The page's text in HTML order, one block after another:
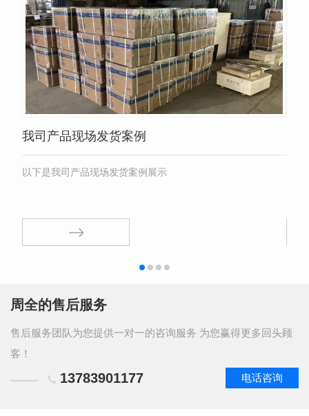
我司产品现场发货案例
以下是我司产品现场发货案例展示
周全的售后服务
售后服务团队为您提供一对一的咨询服务 为您赢得更多回头顾
客！
13783901177 电话咨询